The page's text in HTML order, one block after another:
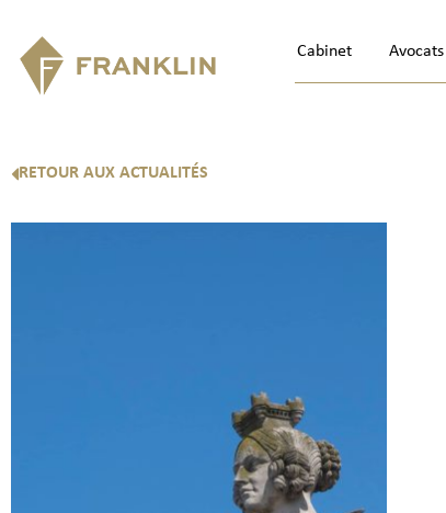
Cabinet Avocats
RETOUR AUX ACTUALITÉS